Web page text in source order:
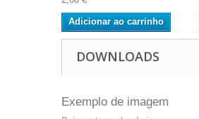
Adicionar ao carrinho
DOWNLOADS
Exemplo de imagem